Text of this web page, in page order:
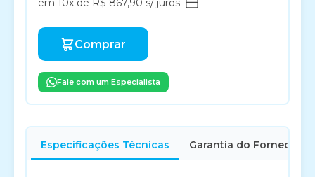
em 10x de R$ 867,90 s/ juros
Comprar
Fale com um Especialista
Especificações Técnicas Garantia do Fornecedor